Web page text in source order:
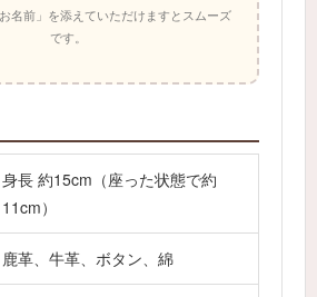
名前」を添えていただけますとスムーズ
です。
身長 約15cm（座った状態で約
11cm）
鹿革、牛革、ボタン、綿